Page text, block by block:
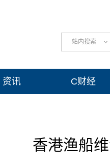
站内搜索
资讯 C财经
香港渔船